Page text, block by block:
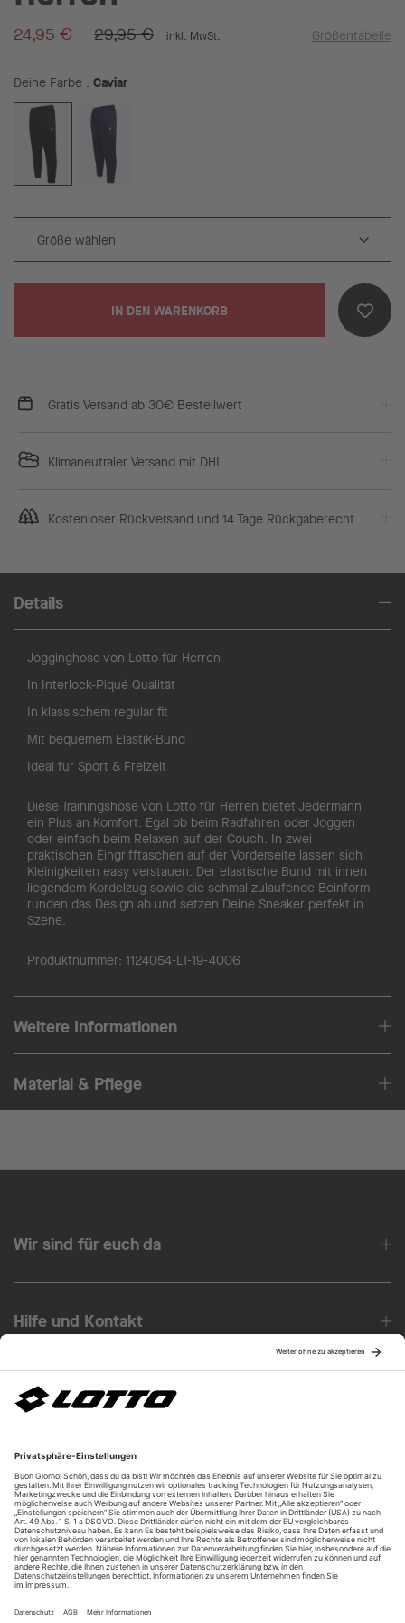
24,95 € 29,95 € inkl. MwSt. Größentabelle
Deine Farbe Caviar
IN DEN WARENKORB
Gratis Versand ab 30€ Bestellwert
Klimaneutraler Versand mit DHL
Kostenloser Rückversand und 14 Tage Rückgaberecht
Details
Jogginghose von Lotto für Herren
In Interlock-Piqué Qualität
In klassischem regular fit
Mit bequemem Elastik-Bund
Ideal für Sport & Freizeit
Diese Trainingshose von Lotto für Herren bietet Jedermann
ein Plus an Komfort. Egal ob beim Radfahren oder Joggen
oder einfach beim Relaxen auf der Couch. In zwei
praktischen Eingrifftaschen auf der Vorderseite lassen sich
Kleinigkeiten easy verstauen. Der elastische Bund mit innen
liegendem Kordelzug sowie die schmal zulaufende Beinform
runden das Design ab und setzen Deine Sneaker perfekt in
Szene.
Produktnummer: 1124054-LT-19-4006
Weitere Informationen
Material & Pflege
Wir sind für euch da
Hilfe und Kontakt
Über uns
Unsere Vorteile
Unsere Partner